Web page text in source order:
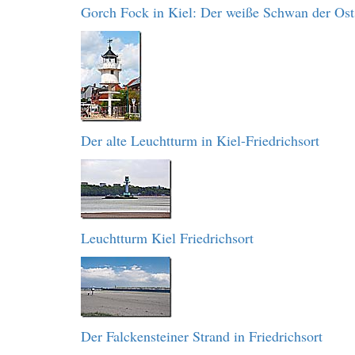
Gorch Fock in Kiel: Der weiße Schwan der
Der alte Leuchtturm in Kiel-Friedrichsort
Leuchtturm Kiel Friedrichsort
Der Falckensteiner Strand in Friedrichsort